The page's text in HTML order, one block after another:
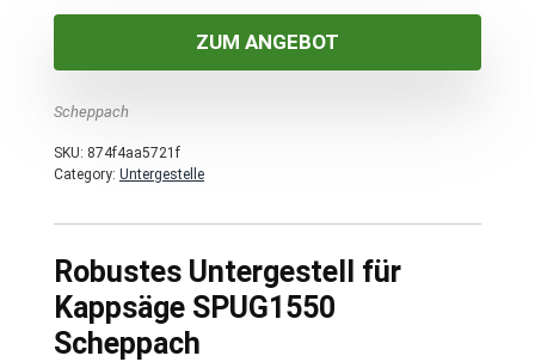
ZUM ANGEBOT
Scheppach
SKU: 874f4aa5721f
Category: Untergestelle
Robustes Untergestell für
Kappsäge SPUG1550
Scheppach